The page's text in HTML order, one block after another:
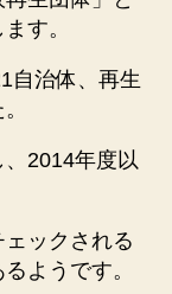
す。
自治体、再生
2014年度以
ックされる
ようです。